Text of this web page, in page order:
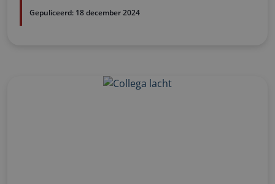
Gepuliceerd: 18 december 2024